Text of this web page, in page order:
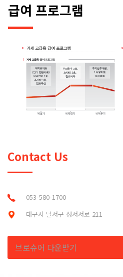
급여 프로그램
Contact Us
053-580-1700
대구시 달서구 성서서로 211
브로슈어 다운받기